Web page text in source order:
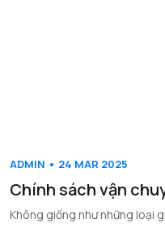
ADMIN • 24 MAR 2025
Chính sách vận
Không giống như những loại